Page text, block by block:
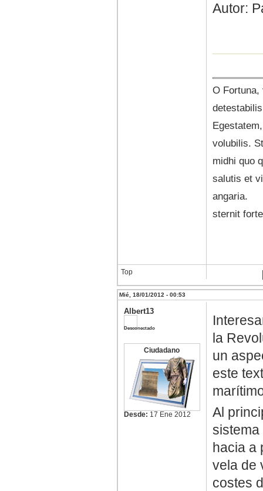
Autor:
O
volubilis.
midhi quo
salutis et
angaria.
sternit
Top
Mié, 18/01/2012 - 00:53
Albert13
Desconectado
Ciudadano
Desde: 17 Ene 2012
la
un
este
Al
hacia a
vela de
costes